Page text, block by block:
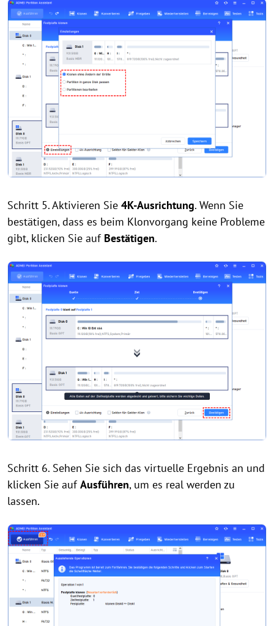
Schritt 5. Aktivieren Sie 4K-Ausrichtung. Wenn Sie
bestätigen, dass es beim Klonvorgang keine Probleme
gibt, klicken Sie auf Bestätigen.
Schritt 6. Sehen Sie sich das virtuelle Ergebnis an und
klicken Sie aufAusführen, um es real werden zu
lassen.